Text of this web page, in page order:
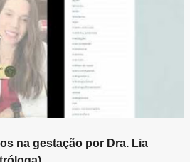
na gestação por Dra. Lia